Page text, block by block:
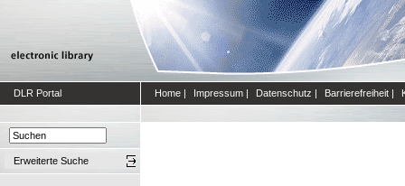
DLR Portal Home | Impressum | Datenschutz | Barrierefreiheit |
Erweiterte Suche